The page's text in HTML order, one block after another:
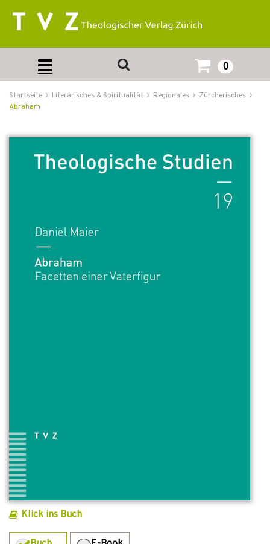
0
Startseite Literarisches & Spiritualität Regionales
Zürcherisches
Abraham
Klick ins Buch